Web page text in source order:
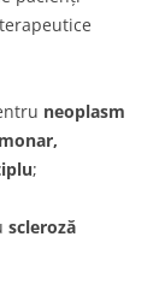
neoplasm
;
scleroză